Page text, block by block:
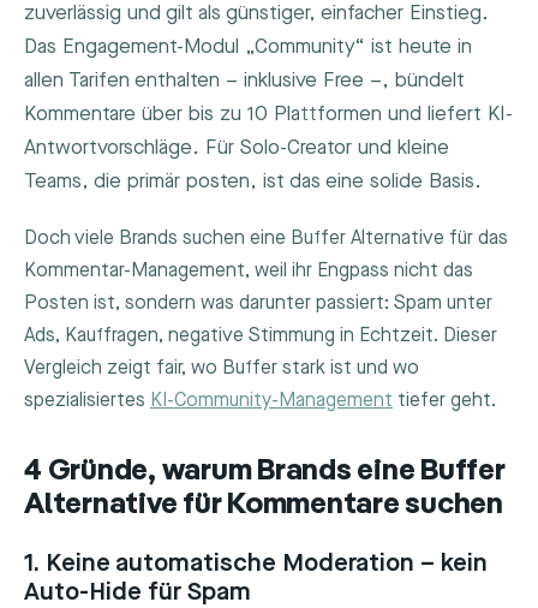
zuverlässig und gilt als günstiger, einfacher Einstieg.
Das Engagement-Modul „Community“ ist heute in
allen Tarifen enthalten – inklusive Free –, bündelt
Kommentare über bis zu 10 Plattformen und liefert KI-
Antwortvorschläge. Für Solo-Creator und kleine
Teams, die primär posten, ist das eine solide Basis.
Doch viele Brands suchen eine Buffer Alternative für das
Kommentar-Management, weil ihr Engpass nicht das
Posten ist, sondern was darunter passiert: Spam unter
Ads, Kauffragen, negative Stimmung in Echtzeit. Dieser
Vergleich zeigt fair, wo Buffer stark ist und wo
spezialisiertes KI-Community-Management tiefer geht.
4 Gründe, warum Brands eine Buffer
Alternative für Kommentare suchen
1. Keine automatische Moderation – kein
Auto-Hide für Spam